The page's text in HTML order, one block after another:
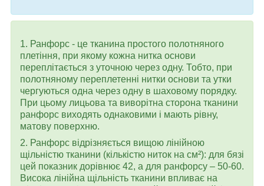
1. Ранфорс - це тканина простого полотняного
плетіння, при якому кожна нитка основи
переплітається з уточною через одну. Тобто, при
полотняному переплетенні нитки основи та утки
чергуються одна через одну в шаховому порядку.
При цьому лицьова та виворітна сторона тканини
ранфорс виходять однаковими і мають рівну,
матову поверхню.
2. Ранфорс відрізняється вищою лінійною
щільністю тканини (кількістю ниток на см²): для бязі
цей показник дорівнює 42, а для ранфорсу – 50-60.
Висока лінійна щільність тканини впливає на